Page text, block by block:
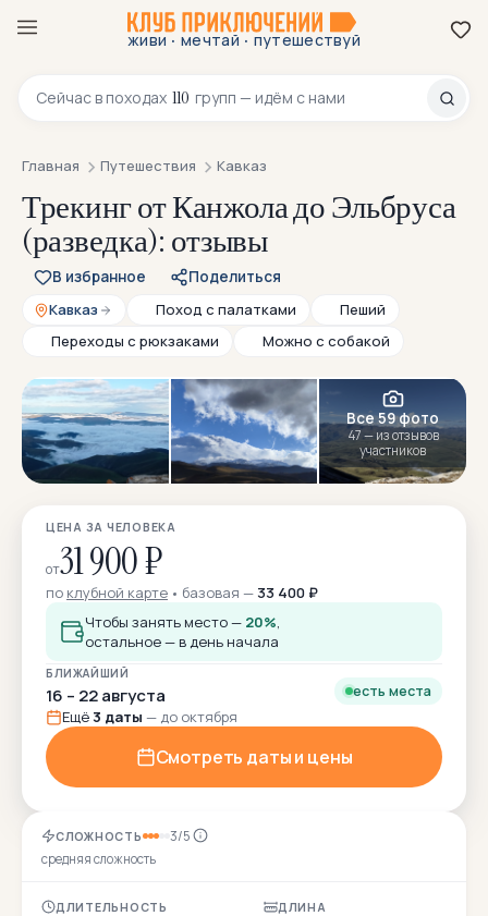
живи · мечтай · путешествуй
Сейчас в походах 110 групп — идём с нами
8 800 200-70-23
Главная Путешествия Кавказ
Трекинг от Канжола до Эльбруса
(разведка): отзывы
В избранное
Поделиться
Кавказ
Поход с палатками
Пеший
Переходы с рюкзаками
Можно с собакой
Все 59 фото
47 — из отзывов
участников
СЛОЖНОСТЬ 3/5
средняя сложность
ДЛИТЕЛЬНОСТЬ ДЛИНА
ЦЕНА ЗА ЧЕЛОВЕКА
от31 900 ₽
по клубной карте базовая — 33 400 ₽
Чтобы занять место — 20%,
остальное — в день начала
БЛИЖАЙШИЙ
16 – 22 августа есть места
Ещё 3 даты — до октября
Смотреть даты и цены